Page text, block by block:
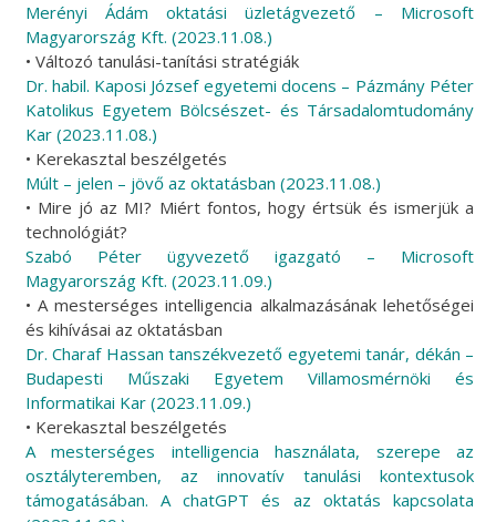
Merényi Ádám oktatási üzletágvezető – Microsoft
Magyarország Kft. (2023.11.08.)
• Változó tanulási-tanítási stratégiák
Dr. habil. Kaposi József egyetemi docens – Pázmány Péter
Katolikus Egyetem Bölcsészet- és Társadalomtudomány
Kar (2023.11.08.)
• Kerekasztal beszélgetés
Múlt – jelen – jövő az oktatásban (2023.11.08.)
• Mire jó az MI? Miért fontos, hogy értsük és ismerjük a
technológiát?
Szabó Péter ügyvezető igazgató – Microsoft
Magyarország Kft. (2023.11.09.)
• A mesterséges intelligencia alkalmazásának lehetőségei
és kihívásai az oktatásban
Dr. Charaf Hassan tanszékvezető egyetemi tanár, dékán –
Budapesti Műszaki Egyetem Villamosmérnöki és
Informatikai Kar (2023.11.09.)
• Kerekasztal beszélgetés
A mesterséges intelligencia használata, szerepe az
osztályteremben, az innovatív tanulási kontextusok
támogatásában. A chatGPT és az oktatás kapcsolata